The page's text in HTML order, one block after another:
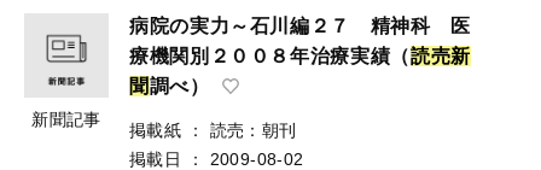
新聞記事
病院の実力～石川編２７ 精神科 医
療機関別２００８年治療実績（読売新
聞調べ）
掲載紙 ：
読売：朝刊
掲載日
：
2009-08-02